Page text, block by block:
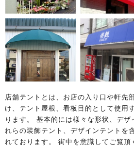
店舗テントとは、お店の入り口や軒先
け、テント屋根、看板目的として使用
ります。 基本的には様々な形状、デザ
れらの装飾テント、デザインテントを
れております。 街中を意識してご覧頂